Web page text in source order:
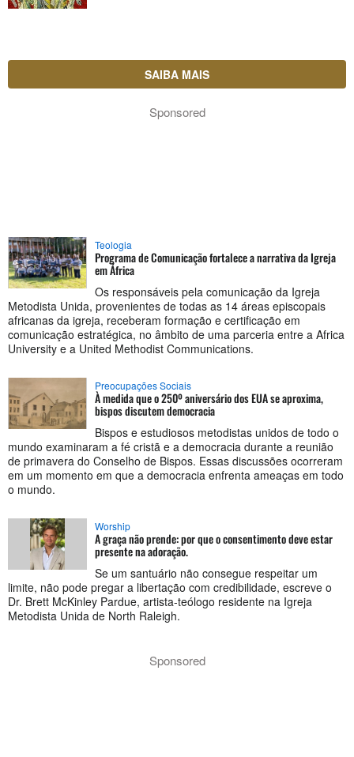
SAIBA MAIS
Sponsored
Teologia
Programa de Comunicação fortalece a narrativa da Igreja
em África
Os responsáveis pela comunicação da Igreja
Metodista Unida, provenientes de todas as 14 áreas episcopais
africanas da igreja, receberam formação e certificação em
comunicação estratégica, no âmbito de uma parceria entre a Africa
University e a United Methodist Communications.
Preocupações Sociais
À medida que o 250º aniversário dos EUA se aproxima,
bispos discutem democracia
Bispos e estudiosos metodistas unidos de todo o
mundo examinaram a fé cristã e a democracia durante a reunião
de primavera do Conselho de Bispos. Essas discussões ocorreram
em um momento em que a democracia enfrenta ameaças em todo
o mundo.
Worship
A graça não prende: por que o consentimento deve estar
presente na adoração.
Se um santuário não consegue respeitar um
limite, não pode pregar a libertação com credibilidade, escreve o
Dr. Brett McKinley Pardue, artista-teólogo residente na Igreja
Metodista Unida de North Raleigh.
Sponsored